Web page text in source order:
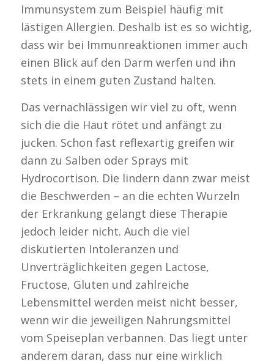
Immunsystem zum Beispiel häufig mit
lästigen Allergien. Deshalb ist es so wichtig,
dass wir bei Immunreaktionen immer auch
einen Blick auf den Darm werfen und ihn
stets in einem guten Zustand halten.
Das vernachlässigen wir viel zu oft, wenn
sich die die Haut rötet und anfängt zu
jucken. Schon fast reflexartig greifen wir
dann zu Salben oder Sprays mit
Hydrocortison. Die lindern dann zwar meist
die Beschwerden – an die echten Wurzeln
der Erkrankung gelangt diese Therapie
jedoch leider nicht. Auch die viel
diskutierten Intoleranzen und
Unverträglichkeiten gegen Lactose,
Fructose, Gluten und zahlreiche
Lebensmittel werden meist nicht besser,
wenn wir die jeweiligen Nahrungsmittel
vom Speiseplan verbannen. Das liegt unter
anderem daran, dass nur eine wirklich